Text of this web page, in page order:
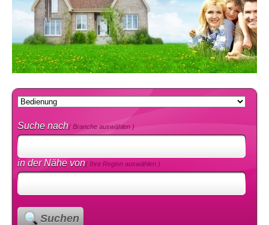
Suche nach( Branche auswählen )
in der Nähe von( Ihre Region auswählen )
Suchen